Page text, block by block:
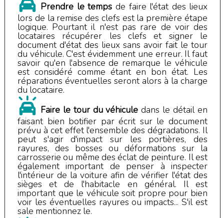
Prendre le temps de faire l'état des lieux
lors de la remise des clefs est la première étape
logique. Pourtant il n'est pas rare de voir des
locataires récupérer les clefs et signer le
document d'état des lieux sans avoir fait le tour
du véhicule. C'est évidemment une erreur. Il faut
savoir qu'en l'absence de remarque le véhicule
est considéré comme étant en bon état. Les
réparations éventuelles seront alors à la charge
du locataire.
Faire le tour du véhicule dans le détail en
faisant bien botifier par écrit sur le document
prévu à cet effet l'ensemble des dégradations. Il
peut s'agir d'impact sur les portières, des
rayures, des bosses ou déformations sur la
carrosserie ou même des éclat de peinture. Il est
également important de penser à inspecter
l'intérieur de la voiture afin de vérifier l'état des
sièges et de l'habitacle en général. Il est
important que le véhicule soit propre pour bien
voir les éventuelles rayures ou impacts... S'il est
sale mentionnez le.